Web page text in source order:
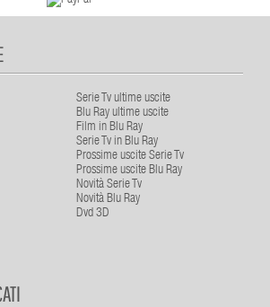
Serie Tv ultime uscite
Blu Ray ultime uscite
Film in Blu Ray
Serie Tv in Blu Ray
Prossime uscite Serie Tv
Prossime uscite Blu Ray
Novità Serie Tv
Novità Blu Ray
Dvd 3D